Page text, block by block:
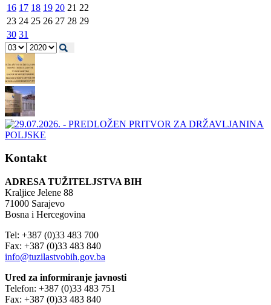
16 17 18 19 20 21 22
23 24 25 26 27 28 29
30 31
Kontakt
ADRESA TUŽITELJSTVA BIH
Kraljice Jelene 88
71000 Sarajevo
Bosna i Hercegovina
Tel: +387 (0)33 483 700
Fax: +387 (0)33 483 840
info@tuzilastvobih.gov.ba
Ured za informiranje javnosti
Telefon: +387 (0)33 483 751
Fax: +387 (0)33 483 840